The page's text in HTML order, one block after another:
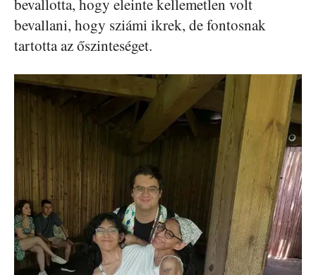
bevallotta, hogy eleinte kellemetlen volt
bevallani, hogy sziámi ikrek, de fontosnak
tartotta az őszinteséget.